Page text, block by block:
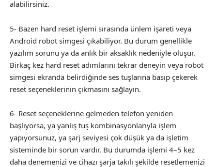
alabilirsiniz.
5- Bazen hard reset işlemi sırasında ünlem işareti veya
Android robot simgesi çıkabiliyor. Bu durum genellikle
yazılım sorunu ya da anlık bir aksaklık nedeniyle oluşur.
Birkaç kez hard reset adımlarını tekrar deneyin veya robot
simgesi ekranda belirdiğinde ses tuşlarına basıp çekerek
reset seçeneklerinin çıkmasını sağlayın.
6- Reset seçeneklerine gelmeden telefon yeniden
başlıyorsa, ya yanlış tuş kombinasyonlarıyla işlem
yapıyorsunuz, ya şarj seviyesi çok düşük ya da işletim
sisteminde bir sorun vardır. Bu durumda işlemi 4–5 kez
daha denemenizi ve cihazı şarja takılı şekilde resetlemenizi